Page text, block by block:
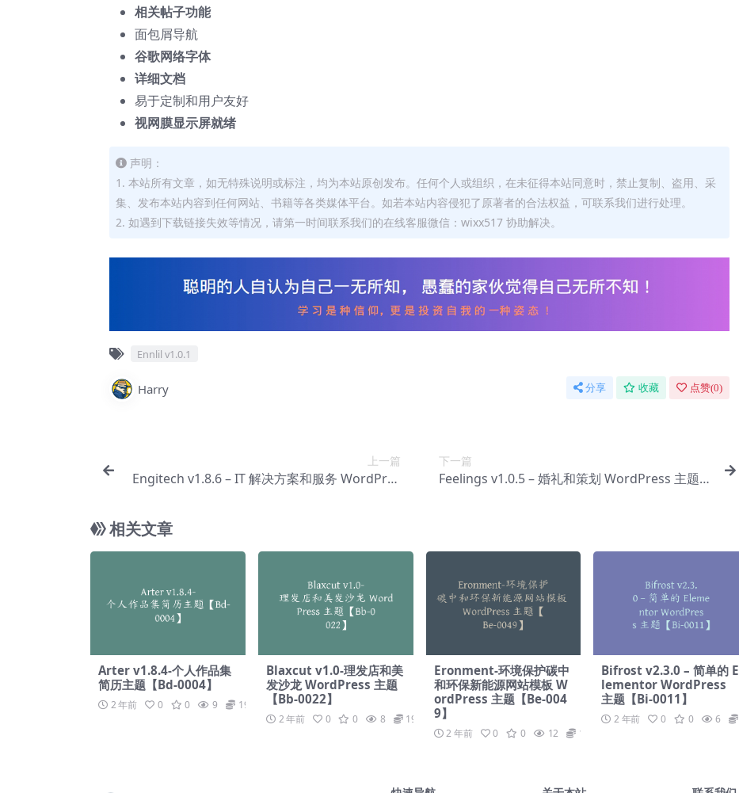
相关帖子功能
面包屑导航
谷歌网络字体
详细文档
易于定制和用户友好
视网膜显示屏就绪
声明：
1. 本站所有文章，如无特殊说明或标注，均为本站原创发布。任何个人或组织，在未征得本站同意时，禁止复制、盗用、采
集、发布本站内容到任何网站、书籍等各类媒体平台。如若本站内容侵犯了原著者的合法权益，可联系我们进行处理。
2. 如遇到下载链接失效等情况，请第一时间联系我们的在线客服微信：wixx517 协助解决。
Ennlil v1.0.1
Harry 分享 收藏 点赞(0)
上一篇
Engitech v1.8.6 – IT 解决方案和服务 WordPres
下一篇
Feelings v1.0.5 – 婚礼和策划 WordPress 主题
相关文章
Arter v1.8.4-个人作品集
简历主题【Bd-0004】
2 年前 0 0 9 19.9
Blaxcut v1.0-理发店和美
发沙龙 WordPress 主题
【Bb-0022】
2 年前 0 0 8 19.9
Eronment-环境保护碳中
和环保新能源网站模板 W
ordPress 主题【Be-004
9】
2 年前 0 0 12 19.9
Bifrost v2.3.0 – 简单的 E
lementor WordPress
主题【Bi-0011】
2 年前 0 0 6